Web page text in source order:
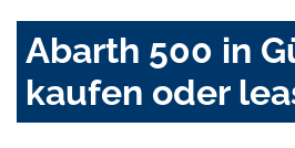
Abarth 500 in
kaufen oder